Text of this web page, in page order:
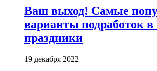
Ваш выход! Самые
варианты подработок в
праздники
19 декабря 2022